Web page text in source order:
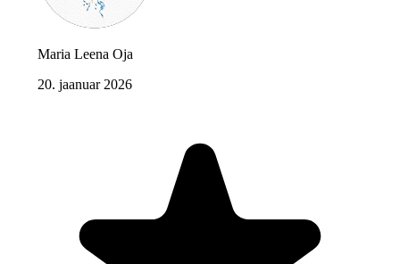
Maria Leena Oja
20. jaanuar 2026